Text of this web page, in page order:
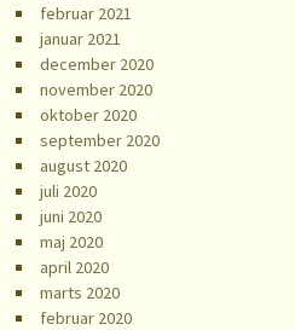
februar 2021
januar 2021
december 2020
november 2020
oktober 2020
september 2020
august 2020
juli 2020
juni 2020
maj 2020
april 2020
marts 2020
februar 2020